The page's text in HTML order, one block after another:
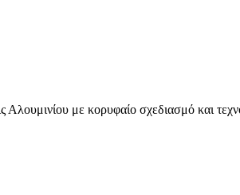
με κορυφαίο σχεδιασμό και